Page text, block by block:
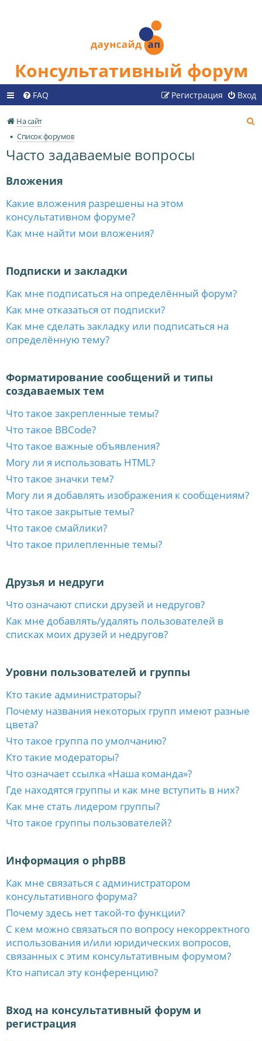
Консультативный форум
FAQ Вход
Регистрация
На сайт
Список форумов
Часто задаваемые вопросы
Вложения
Какие вложения разрешены на этом
консультативном форуме?
Как мне найти мои вложения?
Подписки и закладки
Как мне подписаться на определённый форум?
Как мне отказаться от подписки?
Как мне сделать закладку или подписаться на
определённую тему?
Форматирование сообщений и типы
создаваемых тем
Что такое закрепленные темы?
Что такое BBCode?
Что такое важные объявления?
Могу ли я использовать HTML?
Что такое значки тем?
Могу ли я добавлять изображения к сообщениям?
Что такое закрытые темы?
Что такое смайлики?
Что такое прилепленные темы?
Друзья и недруги
Что означают списки друзей и недругов?
Как мне добавлять/удалять пользователей в
списках моих друзей и недругов?
Уровни пользователей и группы
Кто такие администраторы?
Почему названия некоторых групп имеют разные
цвета?
Что такое группа по умолчанию?
Кто такие модераторы?
Что означает ссылка «Наша команда»?
Где находятся группы и как мне вступить в них?
Как мне стать лидером группы?
Что такое группы пользователей?
Информация о phpBB
Как мне связаться с администратором
консультативного форума?
Почему здесь нет такой-то функции?
С кем можно связаться по вопросу некорректного
использования и/или юридических вопросов,
связанных с этим консультативным форумом?
Кто написал эту конференцию?
Вход на консультативный форум и
регистрация